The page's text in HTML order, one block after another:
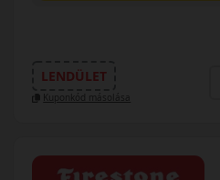
LENDÜLET
Kuponkód másolása